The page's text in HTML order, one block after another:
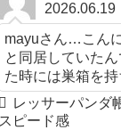
2026.06.19
mayuさん…こん
と同居していた
た時には巣箱を持
レッサーパンダ
スピード感